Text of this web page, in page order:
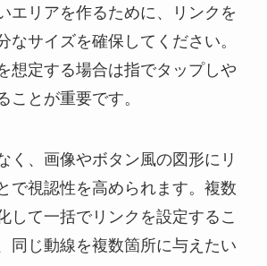
エリアを作るために、リンクを
なサイズを確保してください。
想定する場合は指でタップしや
ことが重要です。
く、画像やボタン風の図形にリ
で視認性を高められます。複数
して一括でリンクを設定するこ
同じ動線を複数箇所に与えたい